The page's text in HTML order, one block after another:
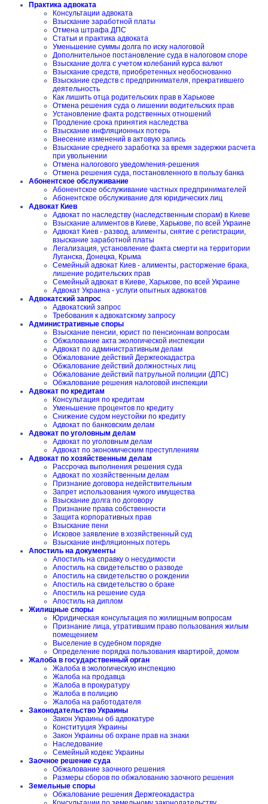
Практика адвоката
Консультации адвоката
Взыскание заработной платы
Отмена штрафа ДПС
Статьи и практика адвоката
Уменьшение суммы долга по иску налоговой
Дополнительное постановление суда в налоговом споре
Взыскание долга с учетом колебаний курса валют
Взыскание средств, приобретенных необоснованно
Взыскание средств с предпринимателя, прекратившего
деятельность
Как лишить отца родительских прав в Харькове
Отмена решения суда о лишении водительских прав
Установление факта родственных отношений
Продление срока принятия наследства
Взыскание инфляционных потерь
Внесение изменений в актовую запись
Взыскание среднего заработка за время задержки расчета
при увольнении
Отмена налогового уведомления-решения
Отмена решения суда, постановленного в пользу банка
Абонентское обслуживание
Абонентское обслуживание частных предпринимателей
Абонентское обслуживание для юридических лиц
Адвокат Киев
Адвокат по наследству (наследственным спорам) в Киеве
Взыскание алиментов в Киеве, Харькове, по всей Украине
Адвокат Киев - развод, алименты, снятие с регистрации,
взыскание заработной платы
Легализация, установление факта смерти на территории
Луганска, Донецка, Крыма
Семейный адвокат Киев - алименты, расторжение брака,
лишение родительских прав
Семейный адвокат в Киеве, Харькове, по всей Украине
Адвокат Украина - услуги опытных адвокатов
Адвокатский запрос
Адвокатский запрос
Требования к адвокатскому запросу
Административные споры
Взыскание пенсии, юрист по пенсионнам вопросам
Обжалование акта экологической инспекции
Адвокат по административным делам
Обжалование действий Держгеокадастра
Обжалование действий должностных лиц
Обжалование действий патрульной полиции (ДПС)
Обжалование решения налоговой инспекции
Адвокат по кредитам
Консультация по кредитам
Уменьшение процентов по кредиту
Снижение судом неустойки по кредиту
Адвокат по банковским делам
Адвокат по уголовным делам
Адвокат по уголовным делам
Адвокат по экономическим преступлениям
Адвокат по хозяйственным делам
Рассрочка выполнения решения суда
Адвокат по хозяйственным делам
Признание договора недействительным
Запрет использования чужого имущества
Взыскание долга по договору
Признание права собственности
Защита корпоративных прав
Взыскание пени
Исковое заявление в хозяйственный суд
Взыскание инфляционных потерь
Апостиль на документы
Апостиль на справку о несудимости
Апостиль на свидетельство о разводе
Апостиль на свидетельство о рождении
Апостиль на свидетельство о браке
Апостиль на решение суда
Апостиль на диплом
Жилищные споры
Юридическая консультация по жилищным вопросам
Признание лица, утратившим право пользования жилым
помещением
Выселение в судебном порядке
Определение порядка пользования квартирой, домом
Жалоба в государственный орган
Жалоба в экологическую инспекцию
Жалоба на продавца
Жалоба в прокуратуру
Жалоба в полицию
Жалоба на работодателя
Законодательство Украины
Закон Украины об адвокатуре
Конституция Украины
Закон Украины об охране прав на знаки
Наследование
Семейный кодекс Украины
Заочное решение суда
Обжалование заочного решения
Размеры сборов по обжалованию заочного решения
Земельные споры
Обжалование решения Держгеокадастра